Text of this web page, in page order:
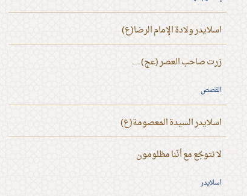
اسلايدر ولادة الإمام الرضا(ع)
زرت صاحب العصر (عج) ...
القصص
اسلايدر السيدة المعصومة(ع)
لا نتوجّع مع أنّنا مظلومون
اسلايدر